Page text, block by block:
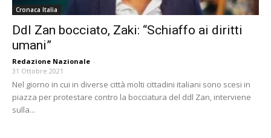
Cronaca Italia
Ddl Zan bocciato, Zaki: “Schiaffo ai diritti
umani”
Redazione Nazionale -
31 Ottobre 2021
Nel giorno in cui in diverse città molti cittadini italiani sono scesi in
piazza per protestare contro la bocciatura del ddl Zan, interviene
sulla...